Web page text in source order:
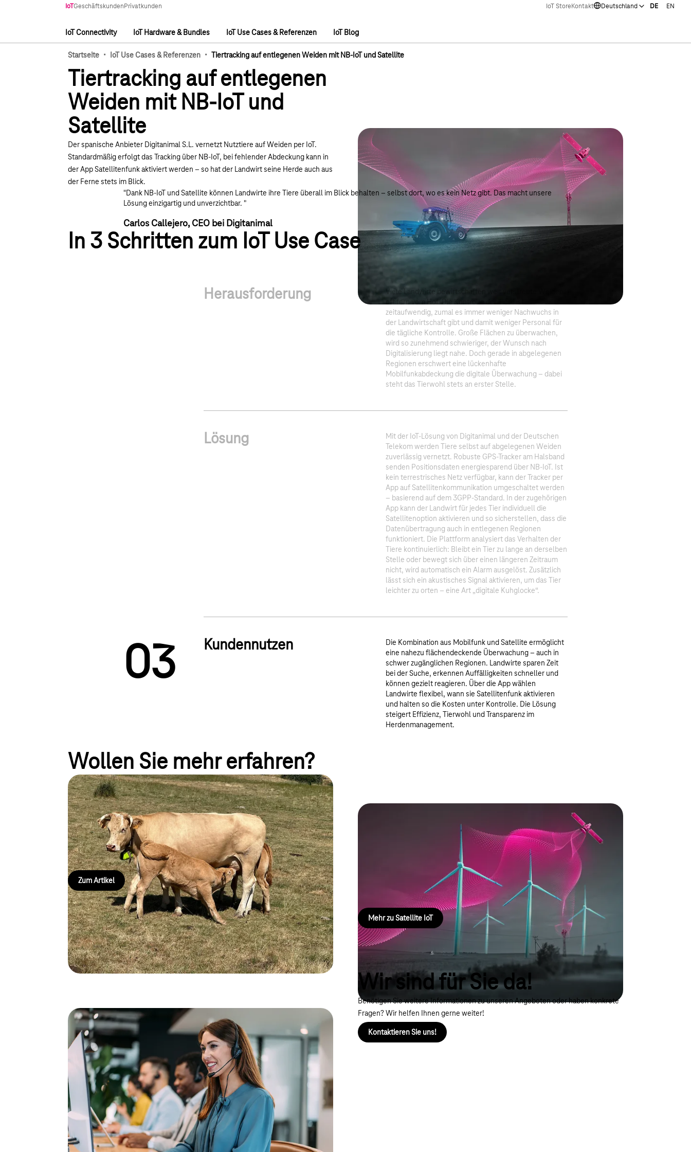
IoTGeschäftskundenPrivatkunden
Hauptnavigation
IoT Connectivity IoT Hardware & Bundles IoT Use Cases & Referenzen IoT Blog
IoT Store Kontakt Deutschland DE EN
Startseite · IoT Use Cases & Referenzen · Tiertracking auf entlegenen Weiden mit NB-IoT und Satellite
Tiertracking auf entlegenen
Weiden mit NB-IoT und
Satellite
Der spanische Anbieter Digitanimal S.L. vernetzt Nutztiere auf Weiden per IoT.
Standardmäßig erfolgt das Tracking über NB-IoT, bei fehlender Abdeckung kann in
der App Satellitenfunk aktiviert werden – so hat der Landwirt seine Herde auch aus
der Ferne stets im Blick.​
"Dank NB-IoT und Satellite können Landwirte ihre Tiere überall im Blick behalten – selbst dort, wo es kein Netz gibt. Das macht unsere
Lösung einzigartig und unverzichtbar. "
Carlos Callejero, CEO bei Digitanimal​
In 3 Schritten zum IoT Use Case
03
Herausforderung
Viele Landwirte bewirtschaften weit verstreute Weiden,
oft fern vom Hof. Die Kontrolle der Tiere ist
zeitaufwendig, zumal es immer weniger Nachwuchs in
der Landwirtschaft gibt und damit weniger Personal für
die tägliche Kontrolle. Große Flächen zu überwachen,
wird so zunehmend schwieriger, der Wunsch nach
Digitalisierung liegt nahe. Doch gerade in abgelegenen
Regionen erschwert eine lückenhafte
Mobilfunkabdeckung die digitale Überwachung – dabei
steht das Tierwohl stets an erster Stelle.​
Lösung
Mit der IoT-Lösung von Digitanimal und der Deutschen
Telekom werden Tiere selbst auf abgelegenen Weiden
zuverlässig vernetzt. Robuste GPS-Tracker am Halsband
senden Positionsdaten energiesparend über NB-IoT. Ist
kein terrestrisches Netz verfügbar, kann der Tracker per
App auf Satellitenkommunikation umgeschaltet werden
– basierend auf dem 3GPP-Standard. In der zugehörigen
App kann der Landwirt für jedes Tier individuell die
Satellitenoption aktivieren und so sicherstellen, dass die
Datenübertragung auch in entlegenen Regionen
funktioniert. Die Plattform analysiert das Verhalten der
Tiere kontinuierlich: Bleibt ein Tier zu lange an derselben
Stelle oder bewegt sich über einen längeren Zeitraum
nicht, wird automatisch ein Alarm ausgelöst. Zusätzlich
lässt sich ein akustisches Signal aktivieren, um das Tier
leichter zu orten – eine Art „digitale Kuhglocke“. ​
Kundennutzen
Die Kombination aus Mobilfunk und Satellite ermöglicht
eine nahezu flächendeckende Überwachung – auch in
schwer zugänglichen Regionen. Landwirte sparen Zeit
bei der Suche, erkennen Auffälligkeiten schneller und
können gezielt reagieren. Über die App wählen
Landwirte flexibel, wann sie Satellitenfunk aktivieren
und halten so die Kosten unter Kontrolle. Die Lösung
steigert Effizienz, Tierwohl und Transparenz im
Herdenmanagement.​
Wollen Sie mehr erfahren?
Digitanimal: Intelligente Tierortung dank
NB IoT und Satellite
Tierwohl trifft Technologie: Mit NB-IoT und Satellite bleiben Tiere überall im Blick –
für weniger Aufwand und mehr Kontrolle.
Zum Artikel
Unsere Lösung kombiniert Satellitenverbindung und Mobilfunk – verwaltet über
eine Plattform für vereinfachte Hybridkonnektivität. Sie profitieren von
umfassender Netzverfügbarkeit, höchster Zuverlässigkeit und einfacher
Verwaltung für Ihre IoT-Anwendungen.
Mehr zu Satellite IoT
Wir sind für Sie da!
Benötigen Sie weitere Informationen zu unseren Angeboten oder haben konkrete
Fragen? Wir helfen Ihnen gerne weiter!
Kontaktieren Sie uns!